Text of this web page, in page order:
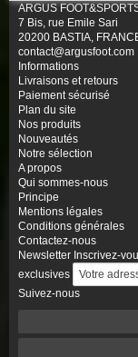
ARGUS
7 Bis, rue Emile Sari
20200 BASTIA,
contact@argusfoot.com
Informations
Livraisons et retours
Paiement sécurisé
Plan du site
Nos produits
Nouveautés
Notre sélection
A propos
Qui sommes-nous
Principe
Mentions légales
Conditions générales
Contactez-nous
Newsletter Inscrivez-
exclusives
Suivez-nous